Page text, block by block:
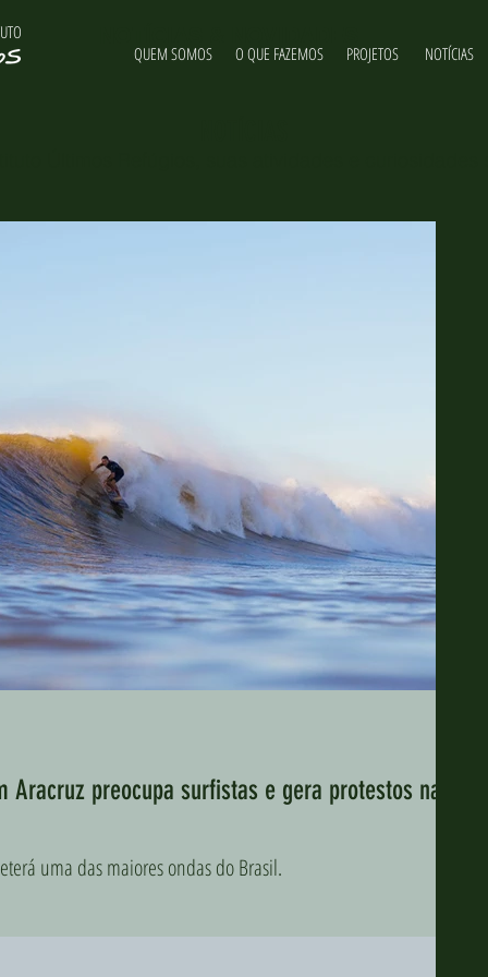
preocupa surfistas e gera protestos nas
uma das maiores ondas do Brasil.
QUEM SOMOS
O QUE FAZEMOS PROJETOS NOTÍCIAS